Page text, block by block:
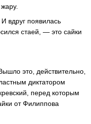
вдруг появилась
стаей, — это сайки
это, действительно,
диктатором
перед которым
от Филиппова